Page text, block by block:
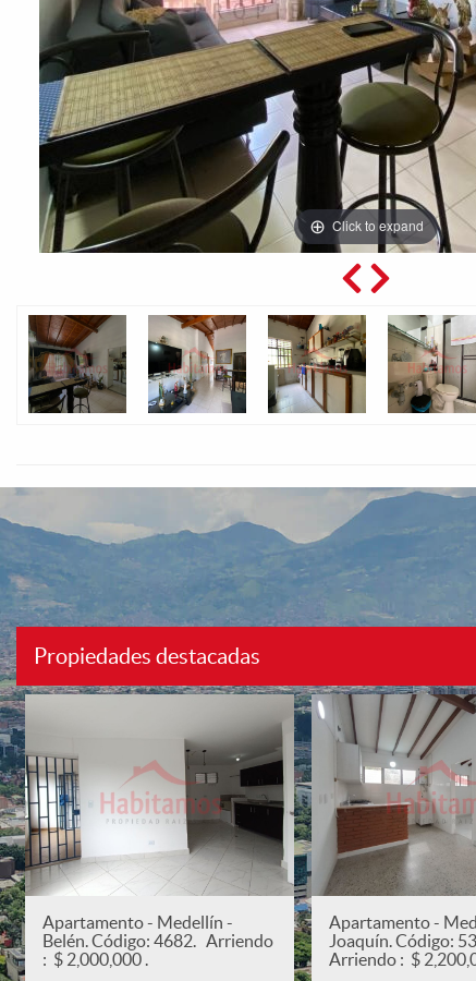
Click to expand
Propiedades destacadas
Apartamento - Medellín -
Belén. Código: 4682. Arriendo
: $ 2,000,000 .
Apartamento -
Joaquín. Código:
Arriendo : $